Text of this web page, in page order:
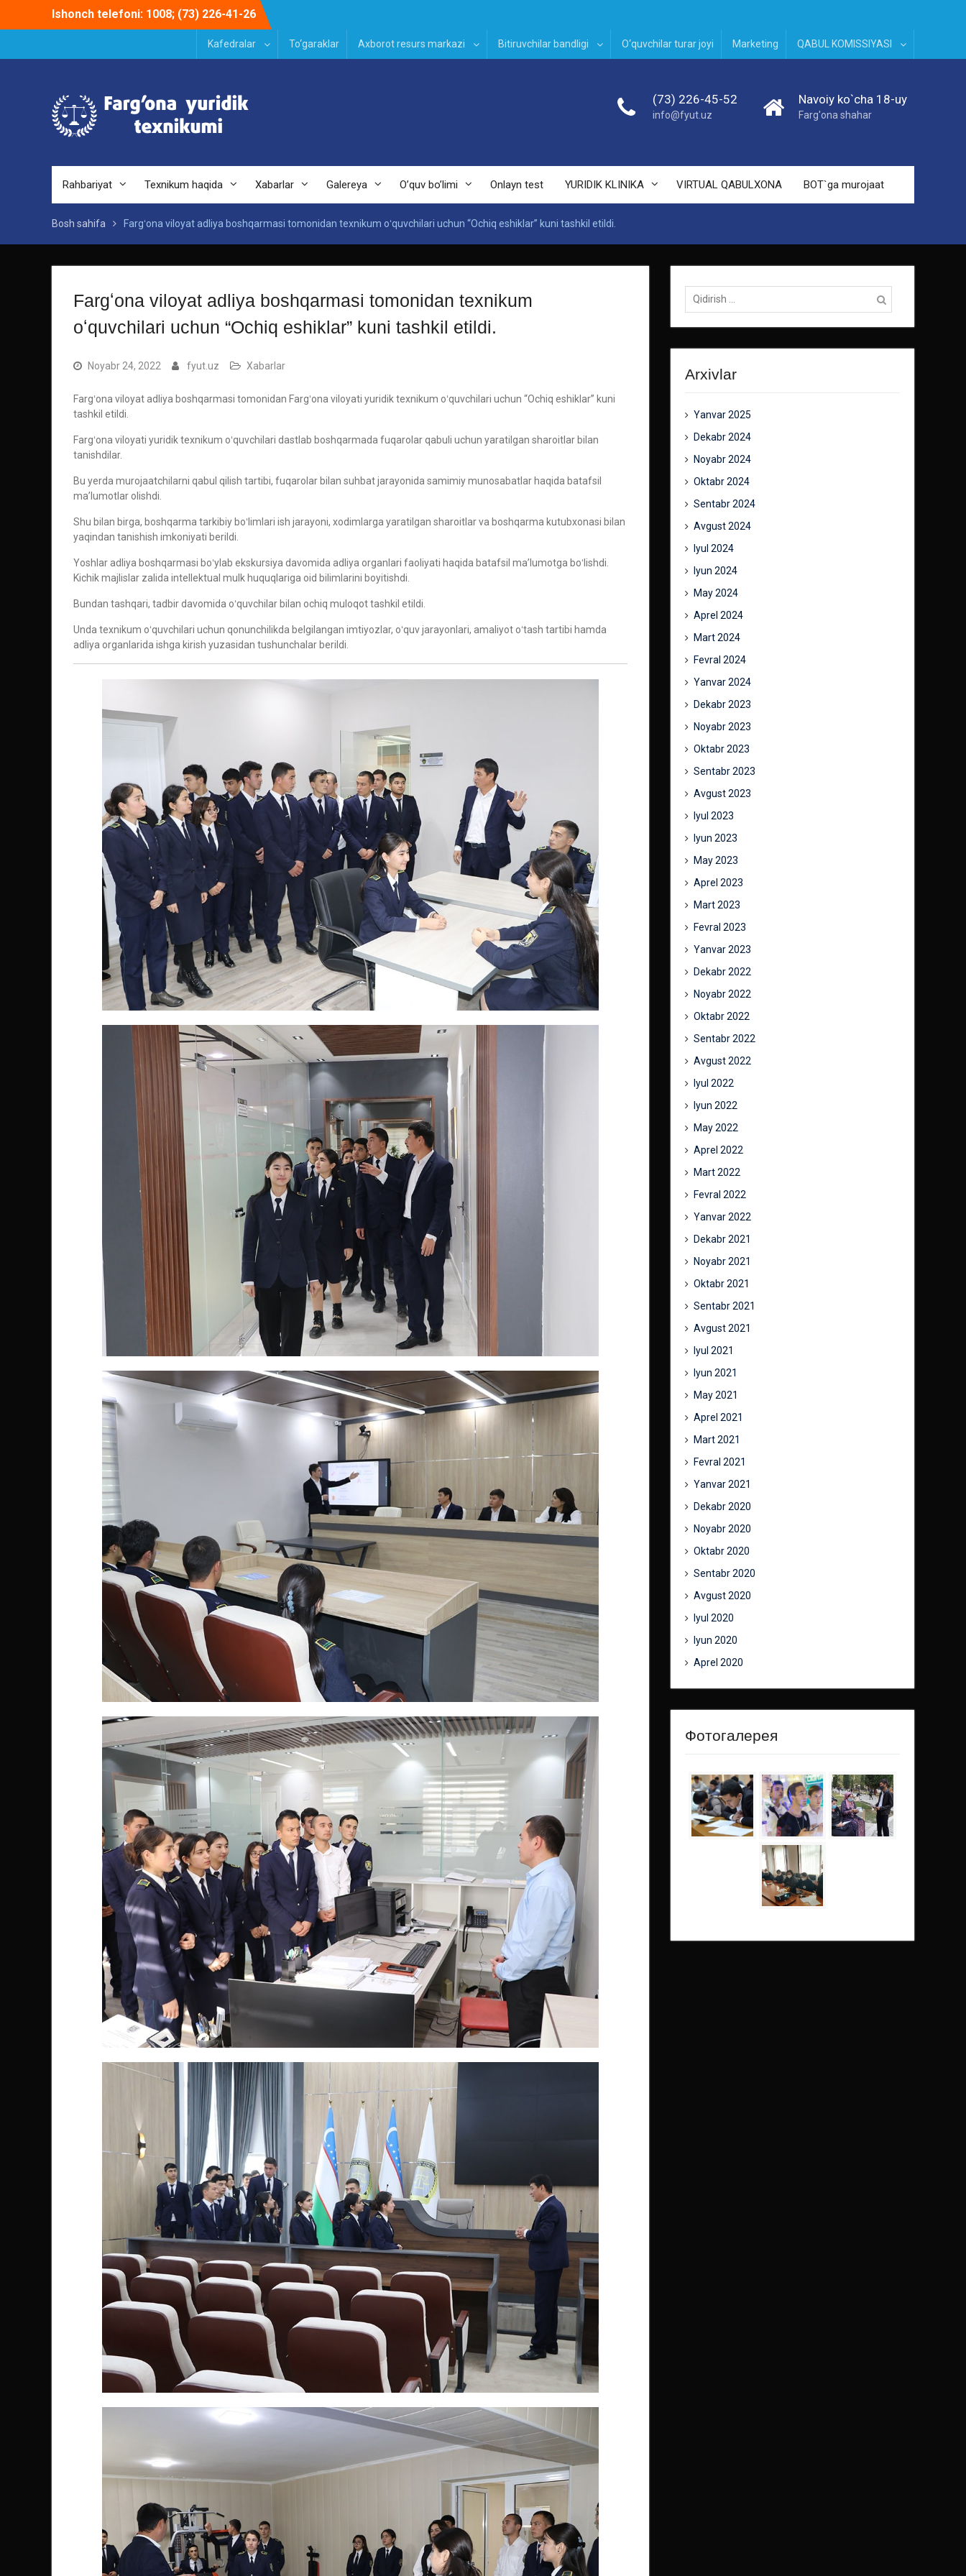
Ishonch telefoni: 1008; (73) 226-41-26
Kafedralar To‘garaklar Axborot resurs markazi Bitiruvchilar bandligi O‘quvchilar turar joyi Marketing QABUL KOMISSIYASI
(73) 226-45-52
info@fyut.uz
Navoiy ko`cha 18-uy
Farg'ona shahar
Rahbariyat Texnikum haqida Xabarlar Galereya O’quv bo’limi Onlayn test YURIDIK KLINIKA VIRTUAL QABULXONA BOT`ga murojaat
Bosh sahifa Fargʻona viloyat adliya boshqarmasi tomonidan texnikum oʻquvchilari uchun “Ochiq eshiklar” kuni tashkil etildi.
Fargʻona viloyat adliya boshqarmasi tomonidan texnikum
oʻquvchilari uchun “Ochiq eshiklar” kuni tashkil etildi.
Noyabr 24, 2022 fyut.uz Xabarlar
Fargʻona viloyat adliya boshqarmasi tomonidan Fargʻona viloyati yuridik texnikum oʻquvchilari uchun “Ochiq eshiklar” kuni
tashkil etildi.
Fargʻona viloyati yuridik texnikum oʻquvchilari dastlab boshqarmada fuqarolar qabuli uchun yaratilgan sharoitlar bilan
tanishdilar.
Bu yerda murojaatchilarni qabul qilish tartibi, fuqarolar bilan suhbat jarayonida samimiy munosabatlar haqida batafsil
maʼlumotlar olishdi.
Shu bilan birga, boshqarma tarkibiy boʻlimlari ish jarayoni, xodimlarga yaratilgan sharoitlar va boshqarma kutubxonasi bilan
yaqindan tanishish imkoniyati berildi.
Yoshlar adliya boshqarmasi boʻylab ekskursiya davomida adliya organlari faoliyati haqida batafsil ma’lumotga boʻlishdi.
Kichik majlislar zalida intellektual mulk huquqlariga oid bilimlarini boyitishdi.
Bundan tashqari, tadbir davomida oʻquvchilar bilan ochiq muloqot tashkil etildi.
Unda texnikum oʻquvchilari uchun qonunchilikda belgilangan imtiyozlar, oʻquv jarayonlari, amaliyot oʻtash tartibi hamda
adliya organlarida ishga kirish yuzasidan tushunchalar berildi.
Qidirish:
Arxivlar
Yanvar 2025
Dekabr 2024
Noyabr 2024
Oktabr 2024
Sentabr 2024
Avgust 2024
Iyul 2024
Iyun 2024
May 2024
Aprel 2024
Mart 2024
Fevral 2024
Yanvar 2024
Dekabr 2023
Noyabr 2023
Oktabr 2023
Sentabr 2023
Avgust 2023
Iyul 2023
Iyun 2023
May 2023
Aprel 2023
Mart 2023
Fevral 2023
Yanvar 2023
Dekabr 2022
Noyabr 2022
Oktabr 2022
Sentabr 2022
Avgust 2022
Iyul 2022
Iyun 2022
May 2022
Aprel 2022
Mart 2022
Fevral 2022
Yanvar 2022
Dekabr 2021
Noyabr 2021
Oktabr 2021
Sentabr 2021
Avgust 2021
Iyul 2021
Iyun 2021
May 2021
Aprel 2021
Mart 2021
Fevral 2021
Yanvar 2021
Dekabr 2020
Noyabr 2020
Oktabr 2020
Sentabr 2020
Avgust 2020
Iyul 2020
Iyun 2020
Aprel 2020
Фотогалерея